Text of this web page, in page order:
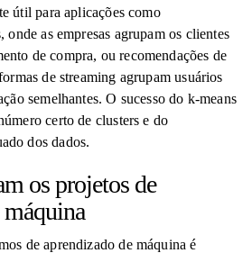
útil para aplicações como
onde as empresas agrupam os clientes
de compra, ou recomendações de
de streaming agrupam usuários
semelhantes. O sucesso do k-means
certo de clusters e do
dos dados.
os projetos de
máquina
de aprendizado de máquina é